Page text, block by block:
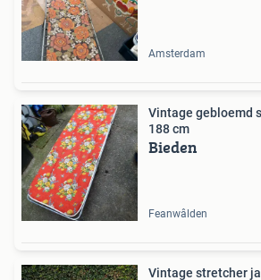
Amsterdam
Vintage gebloemd
188 cm
Bieden
Feanwâlden
Vintage stretcher